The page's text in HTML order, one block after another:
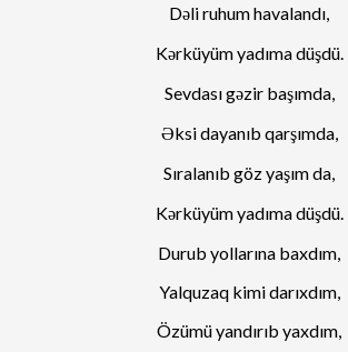
Dəli ruhum havalandı,
Kərküyüm yadıma düşdü.
Sevdası gəzir başımda,
Əksi dayanıb qarşımda,
Sıralanıb göz yaşım da,
Kərküyüm yadıma düşdü.
Durub yollarına baxdım,
Yalquzaq kimi darıxdım,
Özümü yandırıb yaxdım,